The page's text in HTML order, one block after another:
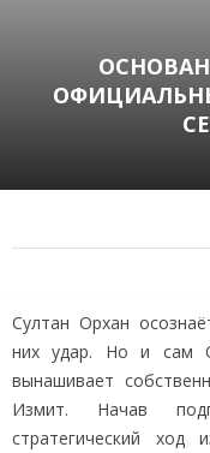
Султан Орхан
них удар. Но и сам
вынашивает
Измит. Начав
стратегический ход